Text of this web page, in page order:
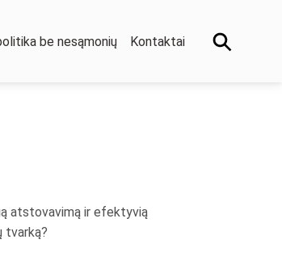
be nesąmonių Kontaktai
atstovavimą ir efektyvią
tvarką?